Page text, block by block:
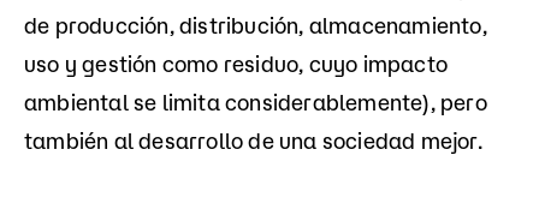
de producción, distribución, almacenamiento,
uso y gestión como residuo, cuyo impacto
ambiental se limita considerablemente), pero
también al desarrollo de una sociedad mejor.